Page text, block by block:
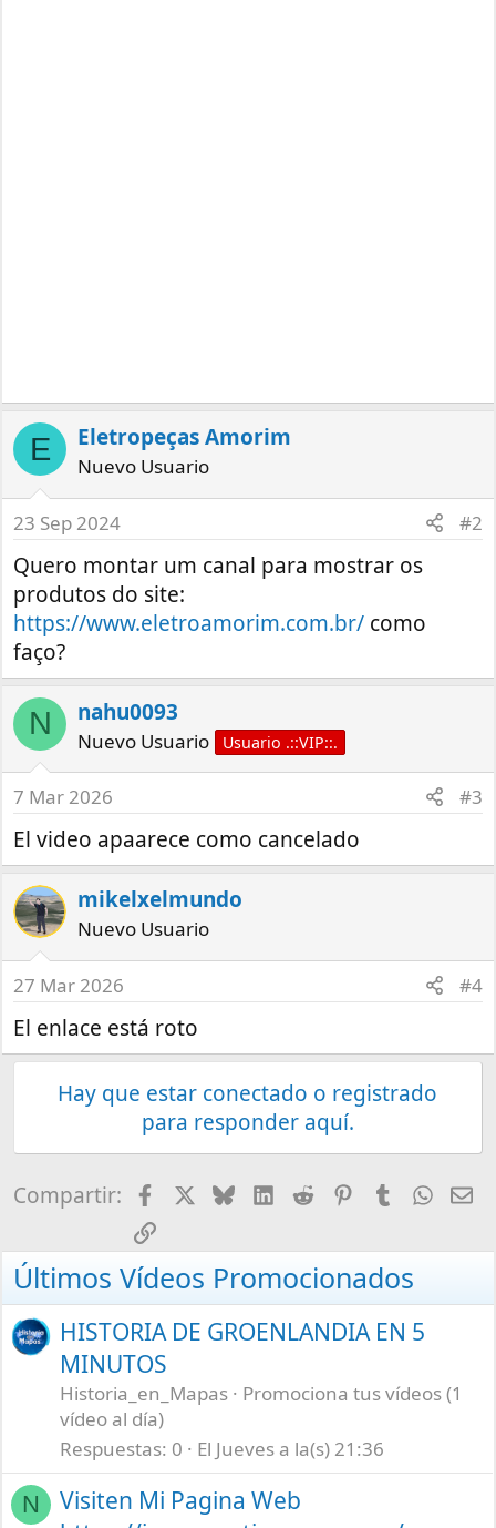
E Eletropeças Amorim
Nuevo Usuario
23 Sep 2024 #2
Quero montar um canal para mostrar os
produtos do site:
https://www.eletroamorim.com.br/ como
faço?
N nahu0093
Nuevo Usuario Usuario .::VIP::.
7 Mar 2026 #3
El video apaarece como cancelado
mikelxelmundo
Nuevo Usuario
27 Mar 2026 #4
El enlace está roto
Hay que estar conectado o registrado
para responder aquí.
Compartir: FacebookBlueskyLinkedInRedditPinterestTumblr
Enlace
Últimos Vídeos Promocionados
HISTORIA DE GROENLANDIA EN 5
MINUTOS
Historia_en_Mapas
Promociona tus vídeos (1
vídeo al día)
Respuestas 0 El Jueves a la(s) 21:36
N
Visiten Mi Pagina Web